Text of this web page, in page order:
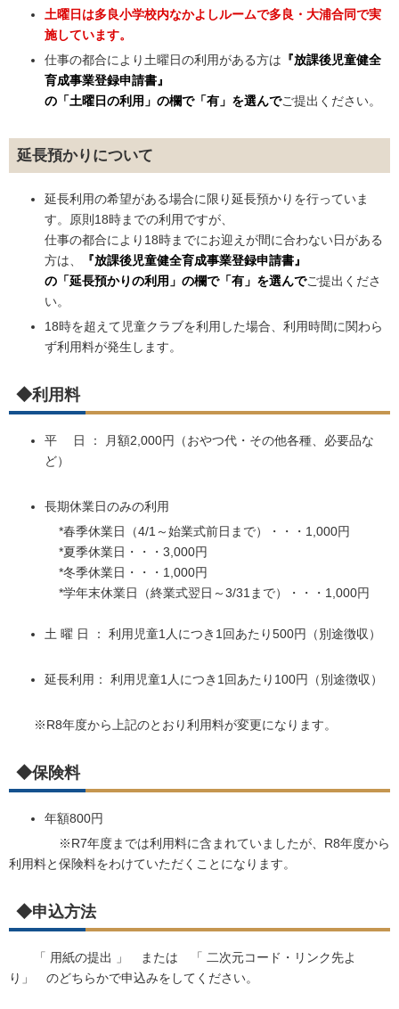
土曜日は多良小学校内なかよしルームで多良・大浦合同で実
施しています。
仕事の都合により土曜日の利用がある方は 『放課後児童健全
育成事業登録申請書』
の「土曜日の利用」の欄で「有」を選んでご提出ください。
延長預かりについて
延長利用の希望がある場合に限り延長預かりを行っていま
す。原則18時までの利用ですが、
仕事の都合により18時までにお迎えが間に合わない日がある
方は、
『放課後児童健全育成事業登録申請書』
の「延長預かりの利用」の欄で「有」を選んでご提出くださ
い。
18時を超えて児童クラブを利用した場合、利用時間に関わら
ず利用料が発生します。
◆利用料
平 日 ： 月額2,000円（おやつ代・その他各種、必要品な
ど）
長期休業日のみの利用
*春季休業日（4/1～始業式前日まで）・・・1,000円
*夏季休業日・・・3,000円
*冬季休業日・・・1,000円
*学年末休業日（終業式翌日～3/31まで）・・・1,000円
土 曜 日 ： 利用児童1人につき1回あたり500円（別途徴収）
延長利用： 利用児童1人につき1回あたり100円（別途徴収）
※R8年度から上記のとおり利用料が変更になります。
◆保険料
年額800円
※R7年度までは利用料に含まれていましたが、R8年度から
利用料と保険料をわけていただくことになります。
◆申込方法
「 用紙の提出 」 または 「 二次元コード・リンク先よ
り」 のどちらかで申込みをしてください。